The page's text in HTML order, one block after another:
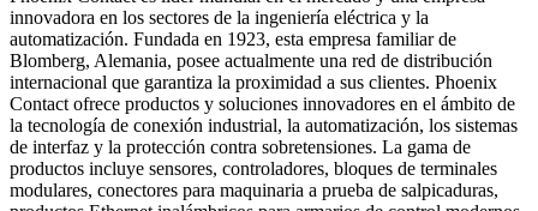
innovadora en los sectores de la ingeniería eléctrica y la
automatización. Fundada en 1923, esta empresa familiar de
Blomberg, Alemania, posee actualmente una red de distribución
internacional que garantiza la proximidad a sus clientes. Phoenix
Contact ofrece productos y soluciones innovadores en el ámbito de
la tecnología de conexión industrial, la automatización, los sistemas
de interfaz y la protección contra sobretensiones. La gama de
productos incluye sensores, controladores, bloques de terminales
modulares, conectores para maquinaria a prueba de salpicaduras,